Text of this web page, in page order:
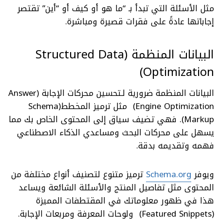
مثل الأسئلة التي تبدأ بـ “ما هو أو كيف أو “أين” تقتصر
إجاباتها عادةً على فقرات قصيرة ومباشرة.
البيانات المنظمة (Structured Data
Optimization)
البيانات المنظمة ضرورية لـتحسينمحركات الإجابة (Answer
Engine Optimization)
مثل ترميز المخطط(Schema
Markup). فهي تضيف سياق إلى المحتوى الخاص بك مما
يسهل على محركات البحث ومساعدي الذكاء الاصطناعي
فهمه وتقديمه بدقة.
ويوفرSchema.org ترميز متنوع لتصنيف أنواع مختلفة من
المحتوى مثل تفاصيل المنتج والأسئلة الشائعة ويساعد
هذا في ظهور معلوماتك في المقتطفات المميزة
(Featured Snippets)
ولوحات المعرفة ومربعات الإجابة.